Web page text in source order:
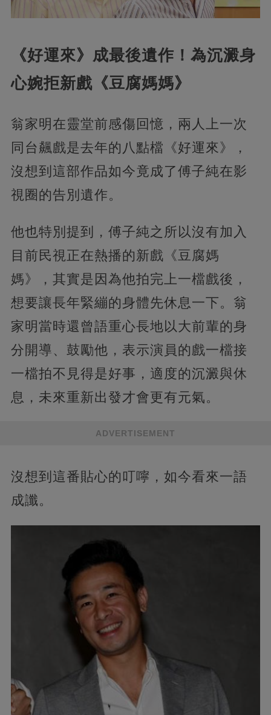
《好運來》成最後遺作！為沉澱身
心婉拒新戲《豆腐媽媽》
翁家明在靈堂前感傷回憶，兩人上一次
同台飆戲是去年的八點檔《好運來》，
沒想到這部作品如今竟成了傅子純在影
視圈的告別遺作。
他也特別提到，傅子純之所以沒有加入
目前民視正在熱播的新戲《豆腐媽
媽》，其實是因為他拍完上一檔戲後，
想要讓長年緊繃的身體先休息一下。翁
家明當時還曾語重心長地以大前輩的身
分開導、鼓勵他，表示演員的戲一檔接
一檔拍不見得是好事，適度的沉澱與休
息，未來重新出發才會更有元氣。
ADVERTISEMENT
沒想到這番貼心的叮嚀，如今看來一語
成讖。